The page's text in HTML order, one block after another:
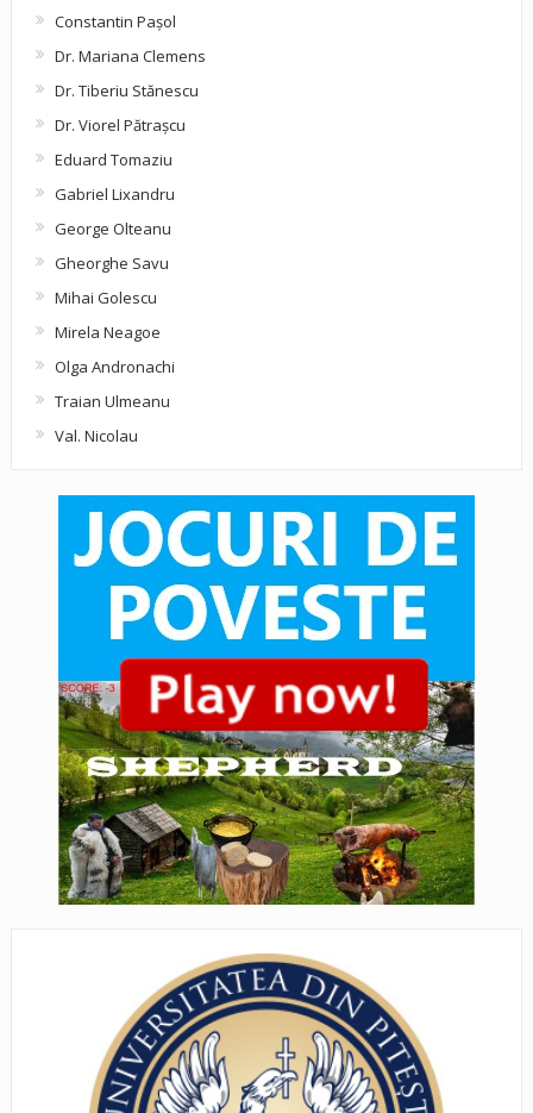
Constantin Pașol
Dr. Mariana Clemens
Dr. Tiberiu Stănescu
Dr. Viorel Pătraşcu
Eduard Tomaziu
Gabriel Lixandru
George Olteanu
Gheorghe Savu
Mihai Golescu
Mirela Neagoe
Olga Andronachi
Traian Ulmeanu
Val. Nicolau